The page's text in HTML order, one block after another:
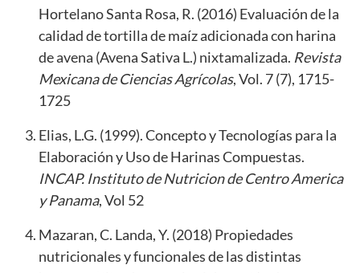
Hortelano Santa Rosa, R. (2016) Evaluación de la
calidad de tortilla de maíz adicionada con harina
de avena (Avena Sativa L.) nixtamalizada. Revista
Mexicana de Ciencias Agrícolas, Vol. 7 (7), 1715-
1725
Elias, L.G. (1999). Concepto y Tecnologías para la
Elaboración y Uso de Harinas Compuestas.
INCAP. Instituto de Nutricion de Centro America
y Panama, Vol 52
Mazaran, C. Landa, Y. (2018) Propiedades
nutricionales y funcionales de las distintas